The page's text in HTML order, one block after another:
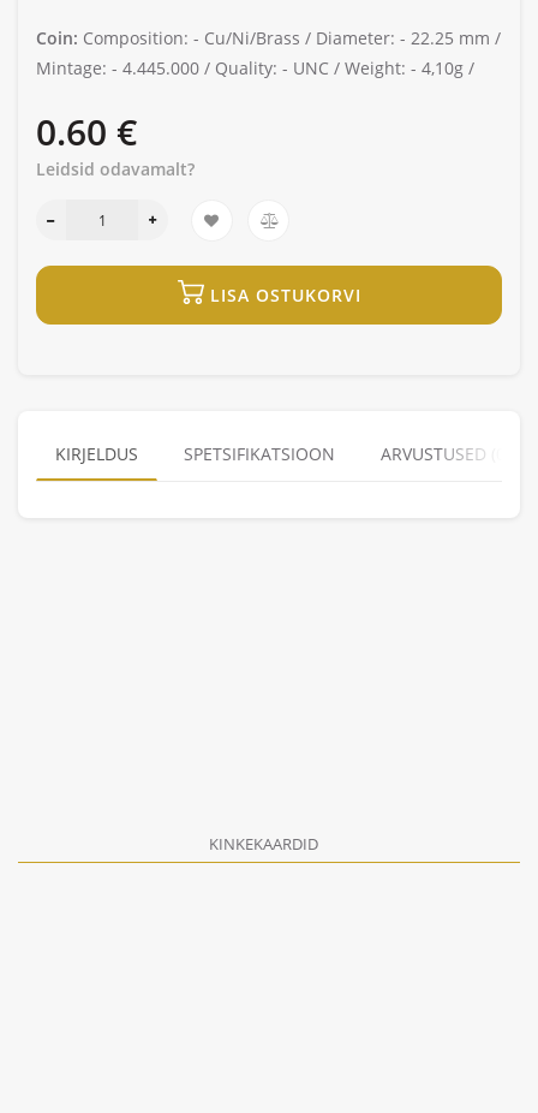
Coin: Composition: - Cu/Ni/Brass / Diameter: - 22.25 mm /
Mintage: - 4.445.000 / Quality: - UNC / Weight: - 4,10g /
0.60 €
Leidsid odavamalt?
LISA OSTUKORVI
KIRJELDUS SPETSIFIKATSIOON ARVUSTUSED (0)
KINKEKAARDID